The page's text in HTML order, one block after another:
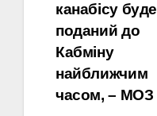
канабісу буде
поданий до
Кабміну
найближчим
часом, – МОЗ